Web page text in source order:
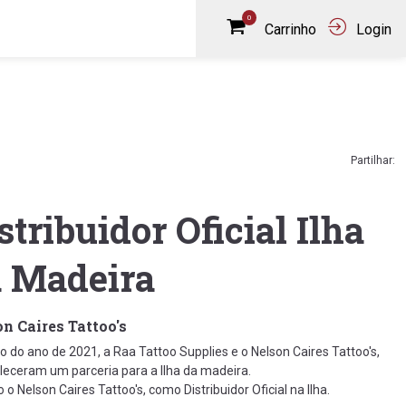
0
Carrinho Login
Partilhar:
Oficial Ilha
Madeira
Caires Tattoo's
do ano de 2021, a Raa Tattoo Supplies e o Nelson Caires Tattoo's,
um parceria para a Ilha da madeira.
o Nelson Caires Tattoo's, como Distribuidor Oficial na Ilha.